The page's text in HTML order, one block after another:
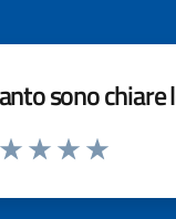
sono
da 1 a 5 stelle la pagina